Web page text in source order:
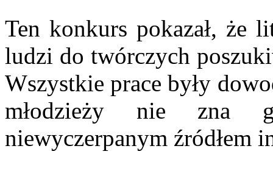
Ten konkurs pokazał, że
ludzi do twórczych
Wszystkie prace były
młodzieży nie zna
niewyczerpanym źródłem